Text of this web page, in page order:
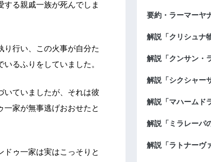
る親戚一族が死んでしま
行い、この火事が自分た
るふりをしていました。
ていましたが、それは彼
家が無事逃げおおせたと
ゥ一家は実はこっそりと
要約・ラーマーヤ
解説「クリシュナ
解説「クンサン・
解説「シクシャー
解説「マハームド
解説「ミラレーパ
解説「ラトナーヴ